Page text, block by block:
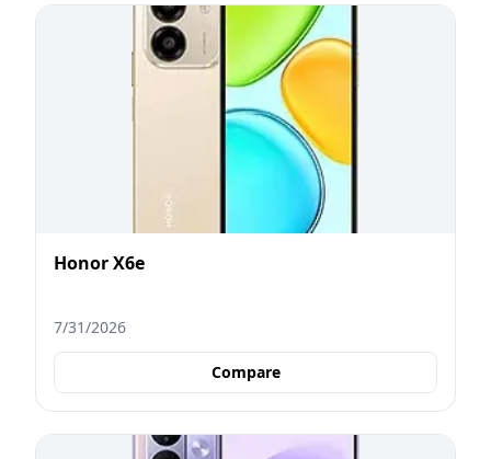
Honor X6e
7/31/2026
Compare